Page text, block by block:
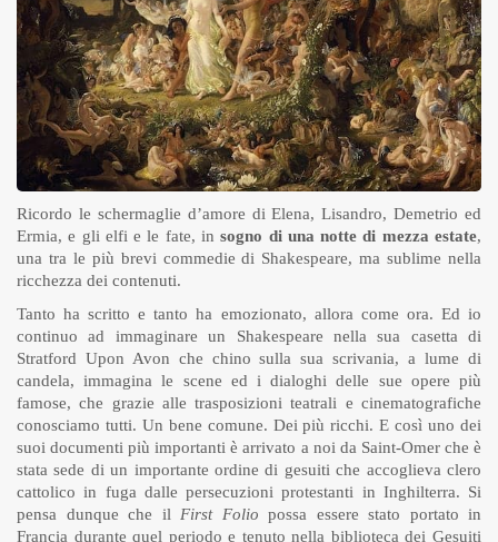
Ricordo le schermaglie d’amore di Elena, Lisandro, Demetrio ed
Ermia, e gli elfi e le fate, insogno di una notte di mezza estate,
una tra le più brevi commedie di Shakespeare, ma sublime nella
ricchezza dei contenuti.
Tanto ha scritto e tanto ha emozionato, allora come ora. Ed io
continuo ad immaginare un Shakespeare nella sua casetta di
Stratford Upon Avon che chino sulla sua scrivania, a lume di
candela, immagina le scene ed i dialoghi delle sue opere più
famose, che grazie alle trasposizioni teatrali e cinematografiche
conosciamo tutti. Un bene comune. Dei più ricchi. E così uno dei
suoi documenti più importanti è arrivato a noi da Saint-Omer che è
stata sede di un importante ordine di gesuiti che accoglieva clero
cattolico in fuga dalle persecuzioni protestanti in Inghilterra. Si
pensa dunque che il First Folio possa essere stato portato in
Francia durante quel periodo e tenuto nella biblioteca dei Gesuiti